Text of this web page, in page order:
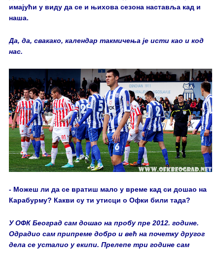
имајући у виду да се и њихова сезона наставља кад и
наша.
Да, да, свакако, календар такмичења је исти као и код
нас.
- Можеш ли да се вратиш мало у време кад си дошао на
Карабурму? Какви су ти утисци о Офки били тада?
У ОФК Београд сам дошао на пробу пре 2012. године.
Одрадио сам припреме добро и већ на почетку другог
дела се усталио у екипи. Прелепе три године сам